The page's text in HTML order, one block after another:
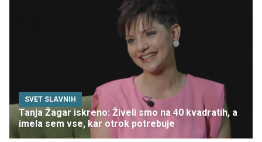
SVET SLAVNIH
Tanja Žagar iskreno: Živeli smo na 40 kvadratih, a
imela sem vse, kar otrok potrebuje